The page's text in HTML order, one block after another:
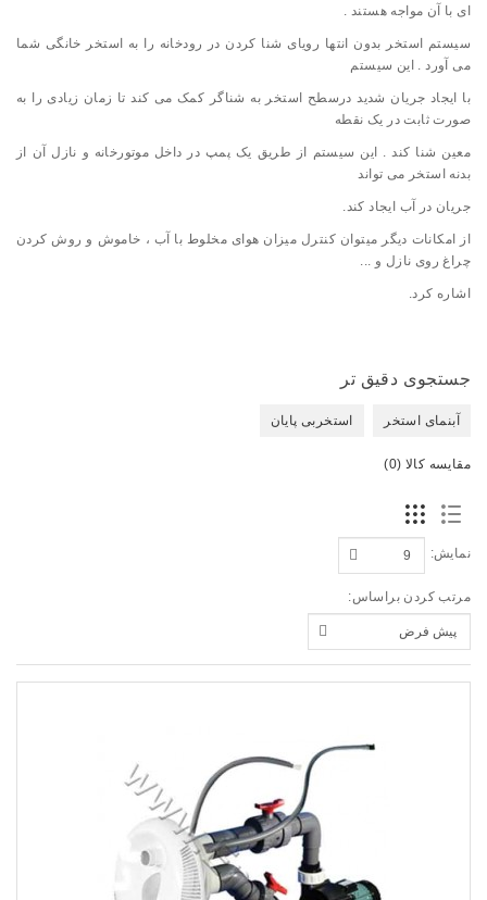
ای با آن مواجه هستند .
سیستم استخر بدون انتها رویای شنا کردن در رودخانه را به استخر خانگی شما
می آورد . این سیستم
با ایجاد جریان شدید درسطح استخر به شناگر کمک می کند تا زمان زیادی را به
صورت ثابت در یک نقطه
معین شنا کند . این سیستم از طریق یک پمپ در داخل موتورخانه و نازل آن از
بدنه استخر می تواند
جریان در آب ایجاد کند.
از امکانات دیگر میتوان کنترل میزان هوای مخلوط با آب ، خاموش و روش کردن
چراغ روی نازل و ...
اشاره کرد.
جستجوی دقیق تر
آبنمای استخر استخربی پایان
مقایسه کالا (0)
نمایش:
مرتب کردن براساس: